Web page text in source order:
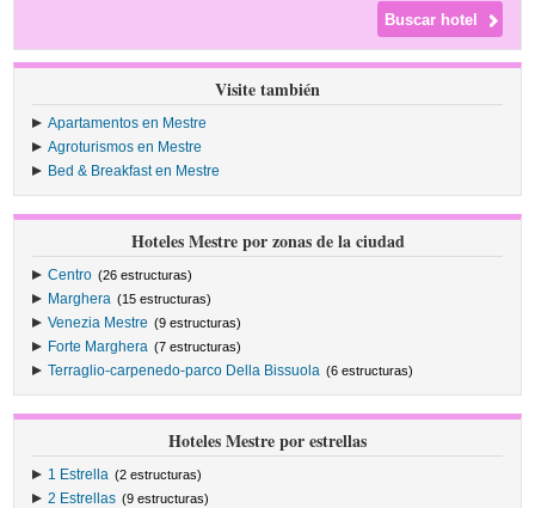
Visite también
Apartamentos en Mestre
Agroturismos en Mestre
Bed & Breakfast en Mestre
Hoteles Mestre por zonas de la ciudad
Centro (26 estructuras)
Marghera (15 estructuras)
Venezia Mestre (9 estructuras)
Forte Marghera (7 estructuras)
Terraglio-carpenedo-parco Della Bissuola (6 estructuras)
Hoteles Mestre por estrellas
1 Estrella (2 estructuras)
2 Estrellas (9 estructuras)